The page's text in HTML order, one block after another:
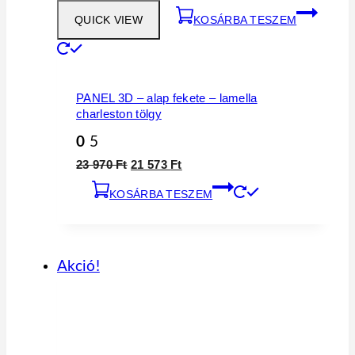
QUICK VIEW KOSÁRBA TESZEM
PANEL 3D – alap fekete – lamella
charleston tölgy
0 5
23 970Ft Original
was:
21 573 FtCurrent
is:
KOSÁRBA TESZEM
Akció!